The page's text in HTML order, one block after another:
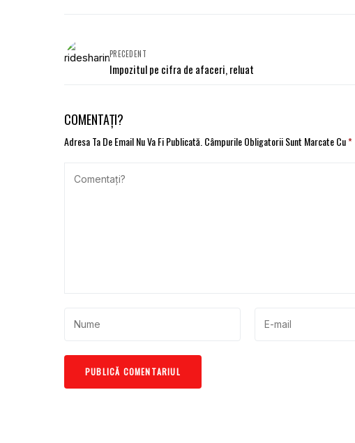
PRECEDENT
Impozitul pe cifra de afaceri, reluat
COMENTAȚI?
Adresa Ta De Email Nu Va Fi Publicată. Câmpurile Obligatorii Sunt Marcate Cu*